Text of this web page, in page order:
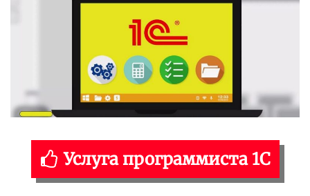
Услуга программиста 1С